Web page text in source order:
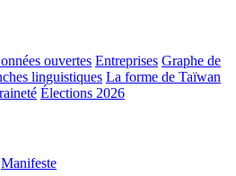
ouvertes Entreprises Graphe de
linguistiques La forme de Taïwan
Élections 2026
Manifeste